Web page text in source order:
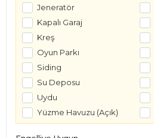
Jeneratör
Kapalı Garaj
Kreş
Oyun Parkı
Siding
Su Deposu
Uydu
Yüzme Havuzu (Açık)